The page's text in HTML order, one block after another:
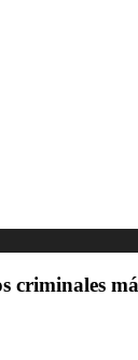
criminales